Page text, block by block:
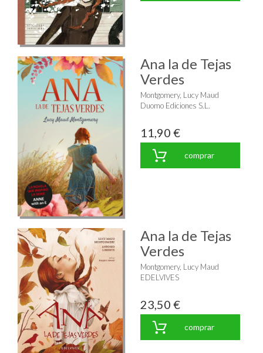
Ana la de Tejas
Verdes
Montgomery, Lucy Maud
Duomo Ediciones S.L.
11,90 €
comprar
Ana la de Tejas
Verdes
Montgomery, Lucy Maud
EDELVIVES
23,50 €
comprar